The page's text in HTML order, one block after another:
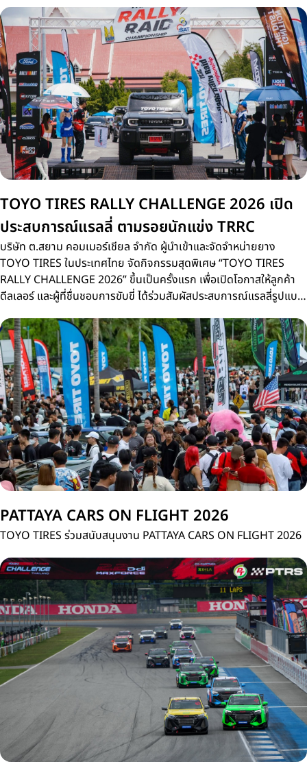
TOYO TIRES RALLY CHALLENGE 2026 เปิด
ประสบการณ์แรลลี่ ตามรอยนักแข่ง TRRC
บริษัท ต.สยาม คอมเมอร์เชียล จำกัด ผู้นำเข้าและจัดจำหน่ายยาง
TOYO TIRES ในประเทศไทย จัดกิจกรรมสุดพิเศษ “TOYO TIRES
RALLY CHALLENGE 2026” ขึ้นเป็นครั้งแรก เพื่อเปิดโอกาสให้ลูกค้า
ดีลเลอร์ และผู้ที่ชื่นชอบการขับขี่ ได้ร่วมสัมผัสประสบการณ์แรลลี่รูปแบบ
Championship 2026 (TRRC) ศึกรถยนต์แรลลี่ทางฝุ่นชิงแชมป์
ประเทศไทย
PATTAYA CARS ON FLIGHT 2026
TOYO TIRES ร่วมสนับสนุนงาน PATTAYA CARS ON FLIGHT 2026